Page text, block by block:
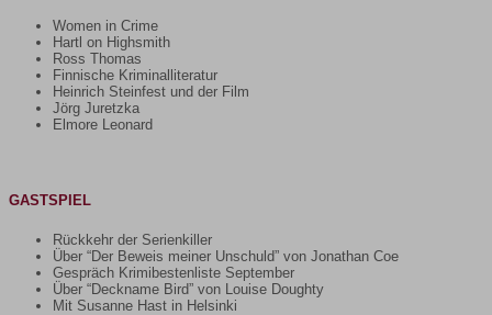
Women in Crime
Hartl on Highsmith
Ross Thomas
Finnische Kriminalliteratur
Heinrich Steinfest und der Film
Jörg Juretzka
Elmore Leonard
GASTSPIEL
Rückkehr der Serienkiller
Über “Der Beweis meiner Unschuld” von Jonathan Coe
Gespräch Krimibestenliste September
Über “Deckname Bird” von Louise Doughty
Mit Susanne Hast in Helsinki